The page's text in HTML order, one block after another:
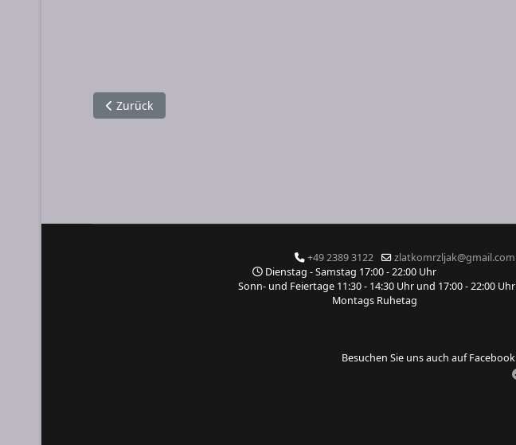
Vorheriger Beitrag: Impressum
Zurück
+49 2389 3122
zlatkomrzljak@gmail.com
Dienstag - Samstag 17:00 - 22:00 Uhr
Sonn- und Feiertage 11:30 - 14:30 Uhr und 17:00 - 22:00 Uhr
Montags Ruhetag
Besuchen Sie uns auch auf Facebook